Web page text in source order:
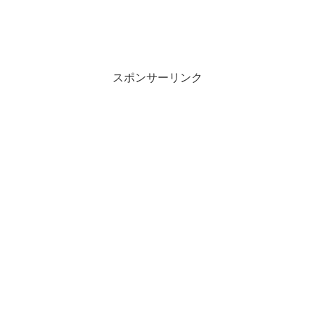
スポンサーリンク